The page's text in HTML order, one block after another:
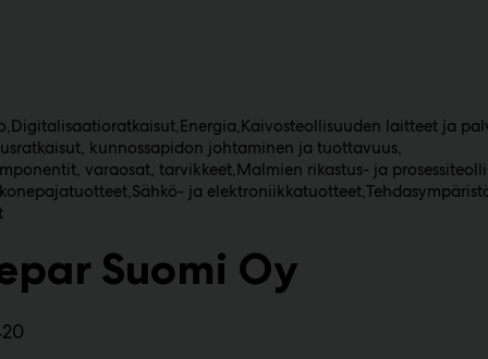
Digitalisaatioratkaisut Energia Kaivosteollisuuden laitteet ja
kunnossapidon johtaminen ja tuottavuus
varaosat, tarvikkeet Malmien rikastus- ja
Sähkö- ja elektroniikkatuotteet
Suomi Oy